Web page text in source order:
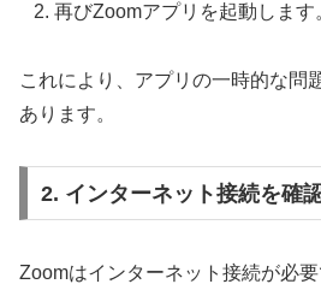
再びZoomアプリを起動します
これにより、アプリの一時的な問
あります。
2. インターネット接続を確
Zoomはインターネット接続が必要